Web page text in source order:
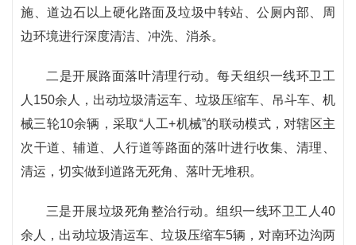
施、道边石以上硬化路面及垃圾中转站、公厕内部、周
边环境进行深度清洁、冲洗、消杀。
二是开展路面落叶清理行动。每天组织一线环卫工
人150余人，出动垃圾清运车、垃圾压缩车、吊斗车、机
械三轮10余辆，采取“人工+机械”的联动模式，对辖区主
次干道、辅道、人行道等路面的落叶进行收集、清理、
清运，切实做到道路无死角、落叶无堆积。
三是开展垃圾死角整治行动。组织一线环卫工人40
余人，出动垃圾清运车、垃圾压缩车5辆，对南环边沟两